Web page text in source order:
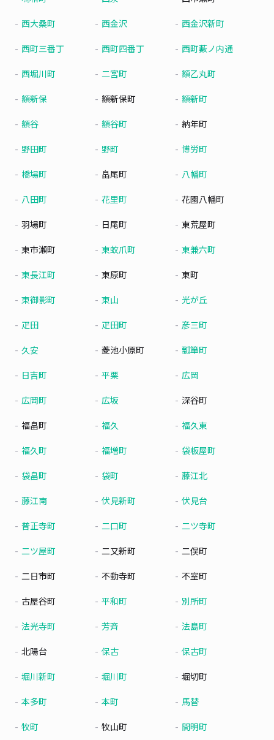
西大桑町 西金沢 西金沢新町
西町三番丁 西町四番丁 西町藪ノ内通
西堀川町 二宮町 額乙丸町
額新保 額新保町 額新町
額谷 額谷町 納年町
野田町 野町 博労町
橋場町 畠尾町 八幡町
八田町 花里町 花園八幡町
羽場町 日尾町 東荒屋町
東市瀬町 東蚊爪町 東兼六町
東長江町 東原町 東町
東御影町 東山 光が丘
疋田 疋田町 彦三町
久安 菱池小原町 瓢箪町
日吉町 平栗 広岡
広岡町 広坂 深谷町
福畠町 福久 福久東
福久町 福増町 袋板屋町
袋畠町 袋町 藤江北
藤江南 伏見新町 伏見台
普正寺町 二口町 二ツ寺町
二ツ屋町 二又新町 二俣町
二日市町 不動寺町 不室町
古屋谷町 平和町 別所町
法光寺町 芳斉 法島町
北陽台 保古 保古町
堀川新町 堀川町 堀切町
本多町 本町 馬替
牧町 牧山町 間明町